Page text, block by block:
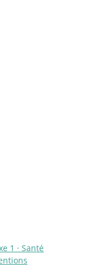
1 · Santé